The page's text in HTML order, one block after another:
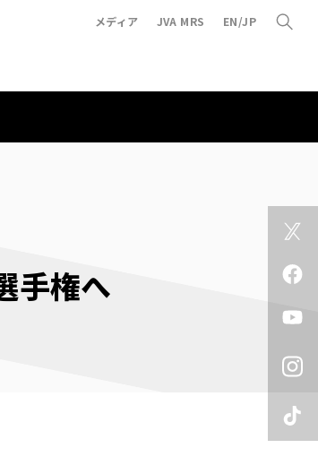
メディア JVA MRS EN/JP
手権へ